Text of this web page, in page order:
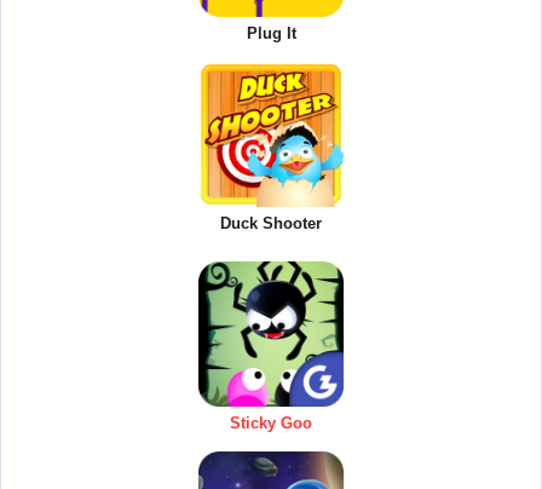
Plug It
Duck Shooter
Sticky Goo